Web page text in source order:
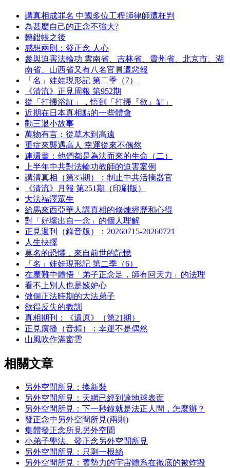
講真相成罪名 中國多位工程師律師遭枉判
為甚麼自己的正念不強大?
轉錯帳之後
感想兩則：發正念 人心
參與迫害法輪功 雲南省、吉林省、貴州省、北京市、湖
南省、山西省又有八名官員遭惡報
「名」娃娃現形記 第二季（7）
《清流》正見周報 第952期
從「打掃浴缸」，悟到「打掃『欲』缸」
近期在日本真相點的一些體會
勸三退小故事
萬物有言：從草木到高遠
重症來襲遇高人 幸運從來不偶然
連環畫：他們都是為法而來的生命（二）
上半年中共對法輪功教師的迫害案例
講清真相（第35期）：制止中共活摘器官
《清流》月報 第251期（印刷版）
大法福澤眾生
給馬來西亞華人講真相的修煉經歷和心得
對「好壞出自一念」的個人理解
正見週刊（錄音版）：20260715-20260721
人生抉擇
莫名的恐懼，來自前世的記憶
「名」娃娃現形記 第二季（6）
在魔難中體悟「弟子正念足，師有回天力」的法理
看不上別人也是嫉妒心
做個正法時期的大法弟子
欲得反失的教訓
真相期刊：《還原》（第21期）
正見廣播（音頻）：幸運不是偶然
山風吹作滿窗雲
相關文章
另外空間所見：換新裝
另外空間所見：天網已經到達地球表面
另外空間所見：下一秒鐘就是法正人間，怎麼辦？
發正念中另外空間所見(兩則)
集體發正念所見另外空間
小弟子學法、發正念另外空間所見
另外空間所見：只剩一根絲
另外空間所見：舊勢力的宇宙體系在徹底的被炸毀